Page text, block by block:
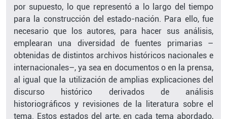
por supuesto, lo que representó a lo largo del tiempo
para la construcción del estado-nación. Para ello, fue
necesario que los autores, para hacer sus análisis,
emplearan una diversidad de fuentes primarias –
obtenidas de distintos archivos históricos nacionales e
internacionales–, ya sea en documentos o en la prensa,
al igual que la utilización de amplias explicaciones del
discurso histórico derivados de análisis
historiográficos y revisiones de la literatura sobre el
tema. Estos estados del arte, en cada tema abordado,